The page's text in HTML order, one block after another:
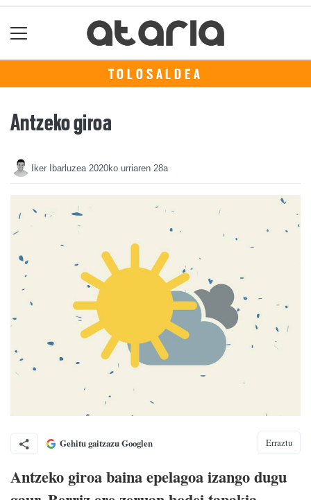
TOLOSALDEA
Antzeko giroa
Iker Ibarluzea 2020ko urriaren 28a
Gehitu gaitzazu Googlen Erraztu
Antzeko giroa baina epelagoa izango dugu